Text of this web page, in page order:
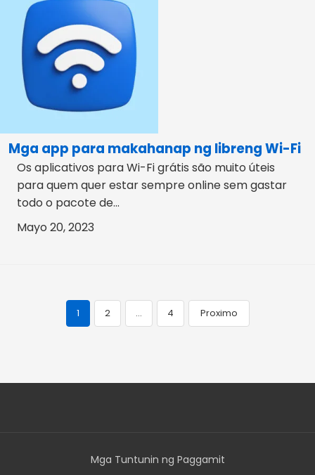
Mga app para makahanap ng libreng Wi-Fi
Os aplicativos para Wi-Fi grátis são muito úteis
para quem quer estar sempre online sem gastar
todo o pacote de...
Mayo 20, 2023
Navegação
posts
1 2 … 4 Proximo
Mga Tuntunin ng Paggamit